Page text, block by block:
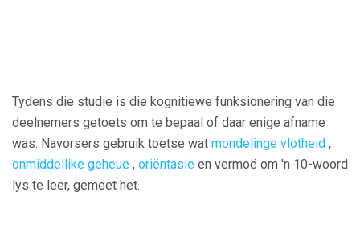
Tydens die studie is die kognitiewe funksionering van die
deelnemers getoets om te bepaal of daar enige afname
was. Navorsers gebruik toetse wat mondelinge vlotheid ,
onmiddellike geheue , oriëntasie en vermoë om 'n 10-woord
lys te leer, gemeet het.